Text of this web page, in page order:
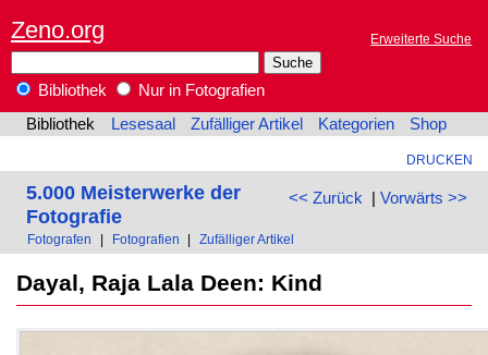
Zeno.org Erweiterte Suche
Bibliothek
Nur in Fotografien
Bibliothek
Lesesaal Zufälliger Artikel Kategorien Shop
DRUCKEN
<< Zurück | Vorwärts >>
5.000 Meisterwerke der
Fotografie
Fotografen Fotografien Zufälliger Artikel
Dayal, Raja Lala Deen: Kind